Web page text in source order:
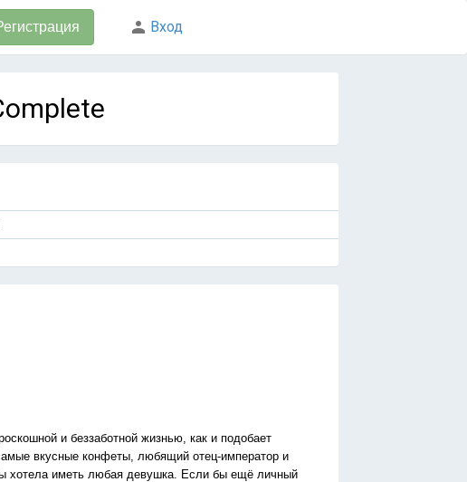
Вход
и беззаботной жизнью, как и подобает
вкусные конфеты, любящий отец-император и
хотела иметь любая девушка. Если бы ещё личный